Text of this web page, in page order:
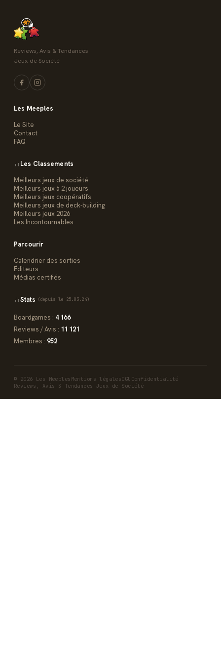
Reviews, Avis & Tendances
Jeux de Société
Les Meeples
Le Site
Contact
FAQ
Les Classements
Meilleurs jeux de société
Meilleurs jeux à 2 joueurs
Meilleurs jeux coopératifs
Meilleurs jeux de deck-building
Meilleurs jeux 2026
Les Incontournables
Parcourir
Calendrier des sorties
Éditeurs
Médias certifiés
Stats (depuis le 25.03.24)
Boardgames : 4 166
Reviews / Avis : 11 121
Membres : 952
© 2026 Les Meeples Mentions légalesCGU Confidentialité
Reviews, Avis & Tendances Jeux de Société